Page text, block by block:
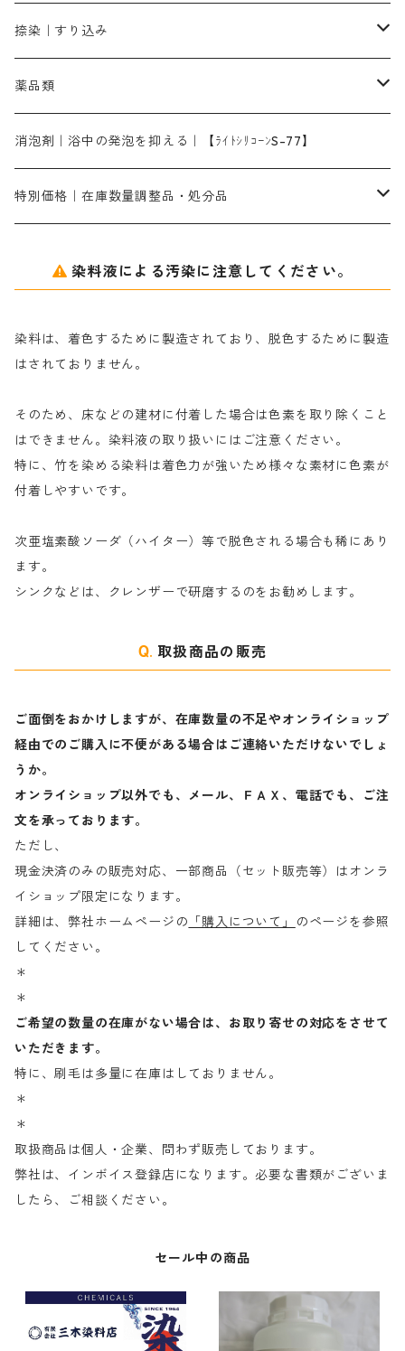
1kg
スカイブルーMG｜緑みの空色
ターキスブルーHNG｜緑みの空色
片羽刷毛
型洗いブラシ
レオニールEHC｜反応染料用
ソルバライトS-70｜各種繊維の浸し染めに使用可能
染料の定着向上剤
ライトフィックスAコンク｜綿・麻もしくは直接染料で染めた素材
シルクフィックス３A｜絹の染料定着向上剤
アルカリ剤｜反応染料用
ソーダ灰
染料溶解剤
セレナゾールPDN｜各種染料の染料溶解剤
白場汚染防止剤
海藻系
たんぱく質系
化学糊（PVA）
防腐剤｜アルカリ性
脱色剤
全体脱色｜ハイドロサルファイトコンク
部分脱色｜デグロリンSコンク
脱色助剤｜浸透・複色抑制剤
メイプロガムNP｜にじみ防止剤
アミラヂンD｜浸透・複色抑制剤
捺染｜すり込み
染料溶解剤｜染料の均一な浸透・吸着を補助する
捺染糊
メイプロガムNP（綿・麻・絹用｜直接・酸性・含金染料用）
白場汚染防止剤｜ソーピング剤｜水洗する際の再汚染防止剤
薬品類
ア行
カ行
ナ行
ハ行
マ行
消泡剤｜浴中の発泡を抑える｜【ﾗｲﾄｼﾘｺｰﾝS-77】
特別価格｜在庫数量調整品・処分品
粉末顔料
綿・麻を染める染料
絹・羊毛を染める染料
染料液による汚染に注意してください。
染料は、着色するために製造されており、脱色するために製造
はされておりません。
そのため、床などの建材に付着した場合は色素を取り除くこと
はできません。染料液の取り扱いにはご注意ください。
特に、竹を染める染料は着色力が強いため様々な素材に色素が
付着しやすいです。
次亜塩素酸ソーダ（ハイター）等で脱色される場合も稀にあり
ます。
シンクなどは、クレンザーで研磨するのをお勧めします。
取扱商品の販売
ご面倒をおかけしますが、在庫数量の不足やオンライショップ
経由でのご購入に不便がある場合はご連絡いただけないでしょ
うか。
オンライショップ以外でも、メール、ＦＡＸ、電話でも、ご注
文を承っております。
ただし、
現金決済のみの販売対応、一部商品（セット販売等）はオンラ
イショップ限定になります。
詳細は、弊社ホームページの 「購入について」
のページを参照
してください。
＊
＊
ご希望の数量の在庫がない場合は、お取り寄せの対応をさせて
いただきます。
特に、刷毛は多量に在庫はしておりません。
＊
＊
取扱商品は個人・企業、問わず販売しております。
弊社は、インボイス登録店になります。必要な書類がございま
したら、ご相談ください。
セール中の商品